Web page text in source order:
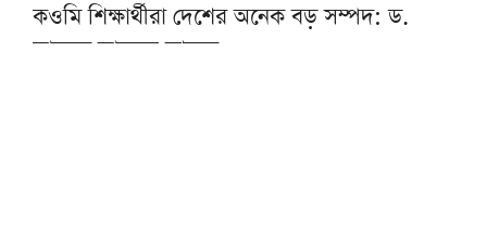
কওমি শিক্ষার্থীরা দেশের অনেক বড় সম্পদ: ড.
আহমদ আবদুল কাদের